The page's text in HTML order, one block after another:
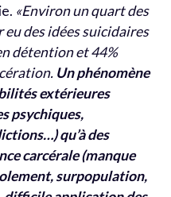
«Environ un quart des
des idées suicidaires
détention et 44%
Un phénomène
extérieures
psychiques,
qu’à des
carcérale (manque
surpopulation,